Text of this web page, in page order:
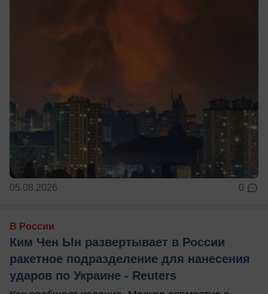
05.08.2026 0
В России
Ким Чен Ын развертывает в России
ракетное подразделение для нанесения
ударов по Украине - Reuters